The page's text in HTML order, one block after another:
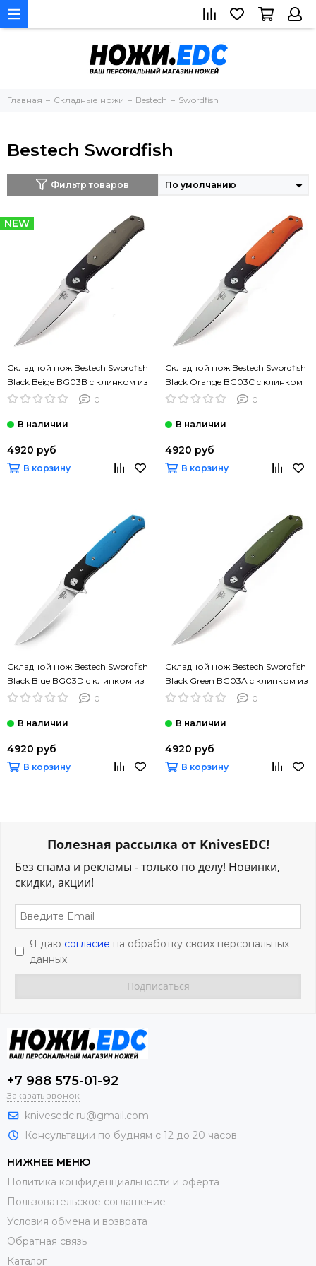
Главная Складные ножи Bestech Swordfish
Bestech Swordfish
Фильтр товаров
NEW
Складной нож Bestech Swordfish
Black Beige BG03B c клинком из
стали D2, рукоять G10
0
4920 руб
В корзину
Складной нож Bestech Swordfish
Black Orange BG03C c клинком
из стали D2, рукоять G10
0
4920 руб
В корзину
Складной нож Bestech Swordfish
Black Blue BG03D c клинком из
стали D2, рукоять G10
0
4920 руб
В корзину
Складной нож Bestech Swordfish
Black Green BG03A c клинком из
стали D2, рукоять G10
0
4920 руб
В корзину
Полезная рассылка от KnivesEDC!
Без спама и рекламы - только по делу! Новинки,
скидки, акции!
Я даю согласие на обработку своих персональных
данных.
+7 988 575-01-92
Заказать звонок
knivesedc.ru@gmail.com
Консультации по будням с 12 до 20 часов
НИЖНЕЕ МЕНЮ
Политика конфиденциальности и оферта
Пользовательское соглашение
Условия обмена и возврата
Обратная связь
Каталог